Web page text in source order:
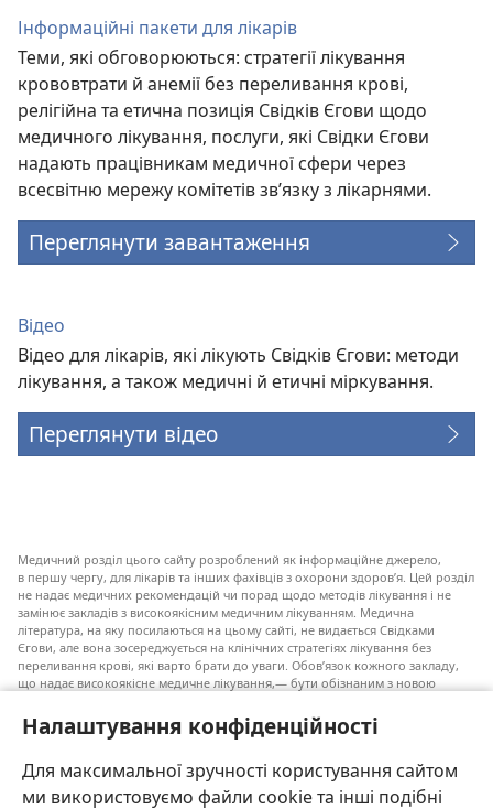
Налаштування конфіденційності
Для максимальної зручності користування сайтом
ми використовуємо файли cookie та інші подібні
Інформаційні пакети для лікарів
Теми, які обговорюються: стратегії лікування
крововтрати й анемії без переливання крові,
релігійна та етична позиція Свідків Єгови щодо
медичного лікування, послуги, які Свідки Єгови
надають працівникам медичної сфери через
всесвітню мережу комітетів зв’язку з лікарнями.
Переглянути завантаження
Відео
Відео для лікарів, які лікують Свідків Єгови: методи
лікування, а також медичні й етичні міркування.
Переглянути відео
Медичний розділ цього сайту розроблений як інформаційне джерело,
в першу чергу, для лікарів та інших фахівців з охорони здоров’я. Цей розділ
не надає медичних рекомендацій чи порад щодо методів лікування і не
замінює закладів з високоякісним медичним лікуванням. Медична
література, на яку посилаються на цьому сайті, не видається Свідками
Єгови, але вона зосереджується на клінічних стратегіях лікування без
переливання крові, які варто брати до уваги. Обов’язок кожного закладу,
що надає високоякісне медичне лікування,— бути обізнаним з новою
пацієнту приймати власні рішення згідно з його медичним станом,
побажаннями, цінностями та віруваннями. Не всі медичні стратегії, згадані
До пацієнтів: завжди шукайте порад вашого лікаря або іншого фахівця
з охорони здоров’я щодо медичних станів та лікування. Проконсультуйтеся